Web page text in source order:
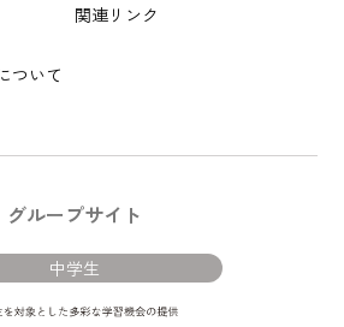
ついて
関連リンク
グループサイト
中学生